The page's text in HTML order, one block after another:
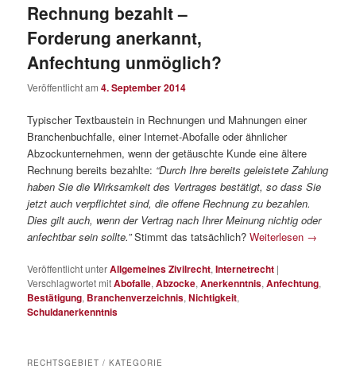
Rechnung bezahlt –
Forderung anerkannt,
Anfechtung unmöglich?
Veröffentlicht am4. September 2014
Typischer Textbaustein in Rechnungen und Mahnungen einer
Branchenbuchfalle, einer Internet-Abofalle oder ähnlicher
Abzockunternehmen, wenn der getäuschte Kunde eine ältere
Rechnung bereits bezahlte: “Durch Ihre bereits geleistete Zahlung
haben Sie die Wirksamkeit des Vertrages bestätigt, so dass Sie
jetzt auch verpflichtet sind, die offene Rechnung zu bezahlen.
Dies gilt auch, wenn der Vertrag nach Ihrer Meinung nichtig oder
anfechtbar sein sollte.”Stimmt das tatsächlich?Weiterlesen →
Veröffentlicht unterAllgemeines Zivilrecht,Internetrecht |
Verschlagwortet mitAbofalle,Abzocke,Anerkenntnis,Anfechtung,
Bestätigung, Branchenverzeichnis,Nichtigkeit,
Schuldanerkenntnis
RECHTSGEBIET / KATEGORIE